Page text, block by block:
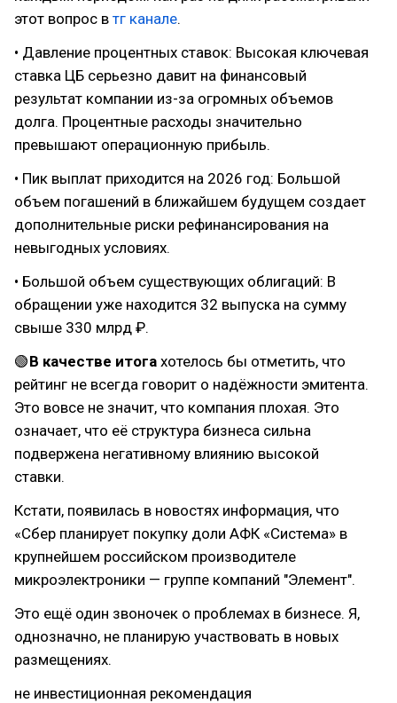
этот вопрос в тг канале.
• Давление процентных ставок: Высокая ключевая
ставка ЦБ серьезно давит на финансовый
результат компании из-за огромных объемов
долга. Процентные расходы значительно
превышают операционную прибыль.
• Пик выплат приходится на 2026 год: Большой
объем погашений в ближайшем будущем создает
дополнительные риски рефинансирования на
невыгодных условиях.
• Большой объем существующих облигаций: В
обращении уже находится 32 выпуска на сумму
свыше 330 млрд ₽.
🟢В качестве итога хотелось бы отметить, что
рейтинг не всегда говорит о надёжности эмитента.
Это вовсе не значит, что компания плохая. Это
означает, что её структура бизнеса сильна
подвержена негативному влиянию высокой
ставки.
Кстати, появилась в новостях информация, что
«Сбер планирует покупку доли АФК «Система» в
крупнейшем российском производителе
микроэлектроники — группе компаний "Элемент".
Это ещё один звоночек о проблемах в бизнесе. Я,
однозначно, не планирую участвовать в новых
размещениях.
не инвестиционная рекомендация